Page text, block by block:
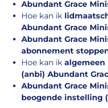
Abundant Grace
Hoe kan ik
Abundant Grace
Abundant Grace
abonnement
Hoe kan ik
(anbi) Abundant
Abundant Grace
beogende instelling